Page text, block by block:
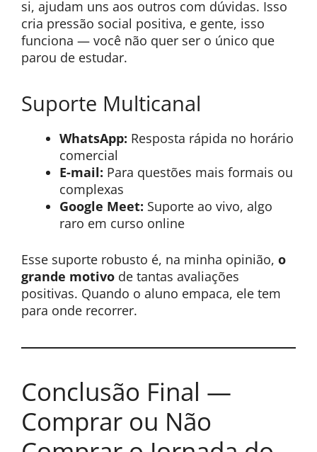
si, ajudam uns aos outros com dúvidas. Isso
cria pressão social positiva, e gente, isso
funciona — você não quer ser o único que
parou de estudar.
Suporte Multicanal
WhatsApp: Resposta rápida no horário
comercial
E-mail: Para questões mais formais ou
complexas
Google Meet: Suporte ao vivo, algo
raro em curso online
Esse suporte robusto é, na minha opinião, o
grande motivo de tantas avaliações
positivas. Quando o aluno empaca, ele tem
para onde recorrer.
Conclusão Final —
Comprar ou Não